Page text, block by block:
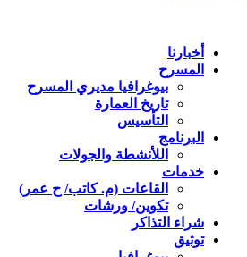
أخبارنا
المسرح
بيوغرافيا مديري المسرح
تاريخ العمارة
التأسيس
البرنامج
اللأنشطة والجولات
خدمات
القاعات (م. كاتب/ ح عمر)
تكوين/ ورشات
شراء التذاكر
توثيق